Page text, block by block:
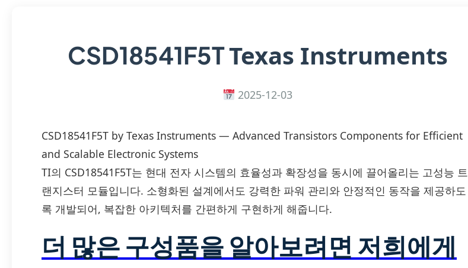
CSD18541F5TTexas Instruments
2025-12-03
CSD18541F5T by Texas Instruments — Advanced Transistors Components for Efficient
and Scalable Electronic Systems
TI의 CSD18541F5T는 현대 전자 시스템의 효율성과 확장성을 동시에 끌어올리는 고성능 트
랜지스터 모듈입니다. 소형화된 설계에서도 강력한 파워 관리와 안정적인 동작을 제공하도
록 개발되어, 복잡한 아키텍처를 간편하게 구현하게 해줍니다.
더 많은 구성품을 알아보려면 저희에게